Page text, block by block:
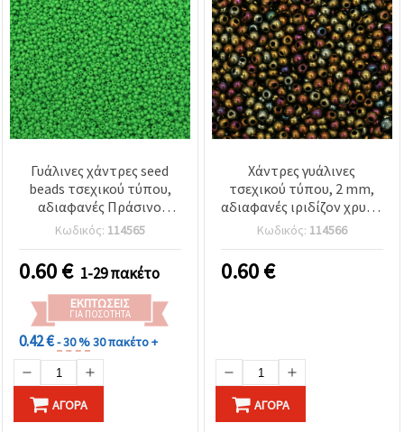
Γυάλινες χάντρες seed
beads τσεχικού τύπου,
αδιαφανές Πράσινο
Μήλο, στρογγυλές 2 mm –
15 g (≈2.050 τεμ.) για
κοσμήματα & DIY
χειροτεχνίες
Κωδικός: 114565
0.60€ 1-29 πακέτο
ΕΚΠΤΏΣΕΙΣ
ΓΙΑ ΠΟΣΌΤΗΤΑ
0.42 €- 30 %30 πακέτο +
ΑΓΟΡΆ
Χάντρες γυάλινες
τσεχικού τύπου, 2 mm,
αδιαφανές ιριδίζον χρυσό
χρώμα, 15 γραμμάρια
(~2050 τεμ.)
Κωδικός: 114566
0.60€
ΑΓΟΡΆ